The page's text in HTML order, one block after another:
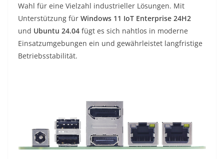
Wahl für eine Vielzahl industrieller Lösungen. Mit
Unterstützung für Windows 11 IoT Enterprise 24H2
und Ubuntu 24.04 fügt es sich nahtlos in moderne
Einsatzumgebungen ein und gewährleistet langfristige
Betriebsstabilität.